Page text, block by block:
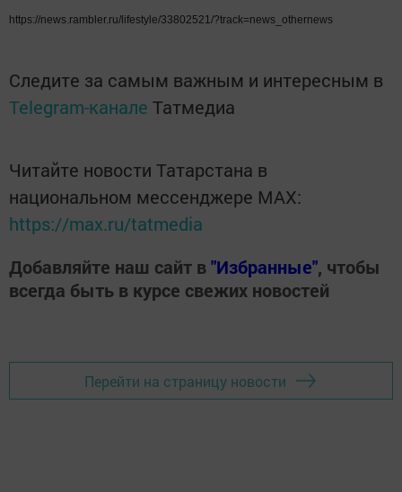
https://news.rambler.ru/lifestyle/33802521/?track=news_othernews
Следите за самым важным и интересным в
Telegram-канале Татмедиа
Читайте новости Татарстана в
национальном мессенджере MАХ:
https://max.ru/tatmedia
Добавляйте наш сайт в"Избранные", чтобы
всегда быть в курсе свежих новостей
Перейти на страницу новости